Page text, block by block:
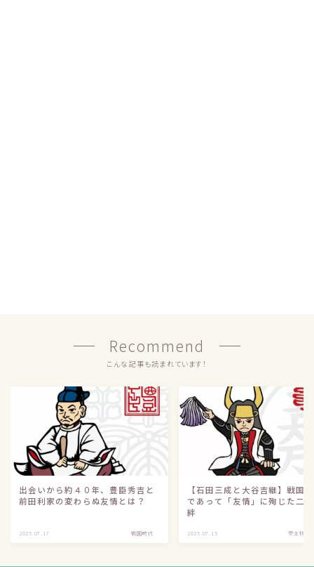
Recommend
こんな記事も読まれています！
出会いから約４０年、豊臣秀吉と
前田利家の変わらぬ友情とは？
2025.07.17 戦国時代
【石田三成と大谷吉継】戦国
であって「友情」に殉じた二
絆
2025.07.15 安土桃山